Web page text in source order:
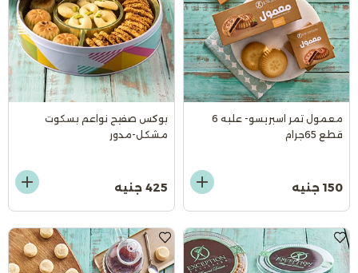
معمول تمر اسبريسو- علبه 6
قطع 65جرام
150 جنيه
بوكس صفيح نواعم بسكوت
مشكل-مدور
425 جنيه